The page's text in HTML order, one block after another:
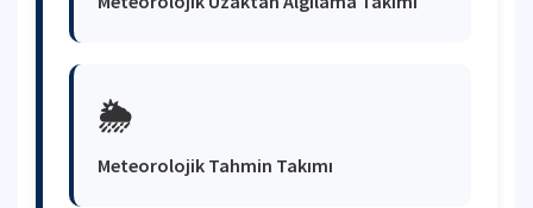
🌦️
Meteorolojik Tahmin Takımı